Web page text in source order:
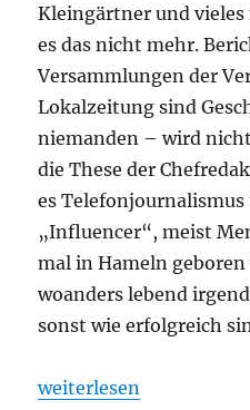
Kleingärtner und
es das nicht mehr.
Versammlungen der
Lokalzeitung sind
niemanden – wird
die These der
es
„Influencer“, meist
mal in Hameln
woanders lebend
sonst wie erfolgreich
„Verlaufsbericht JHV
weiterlesen